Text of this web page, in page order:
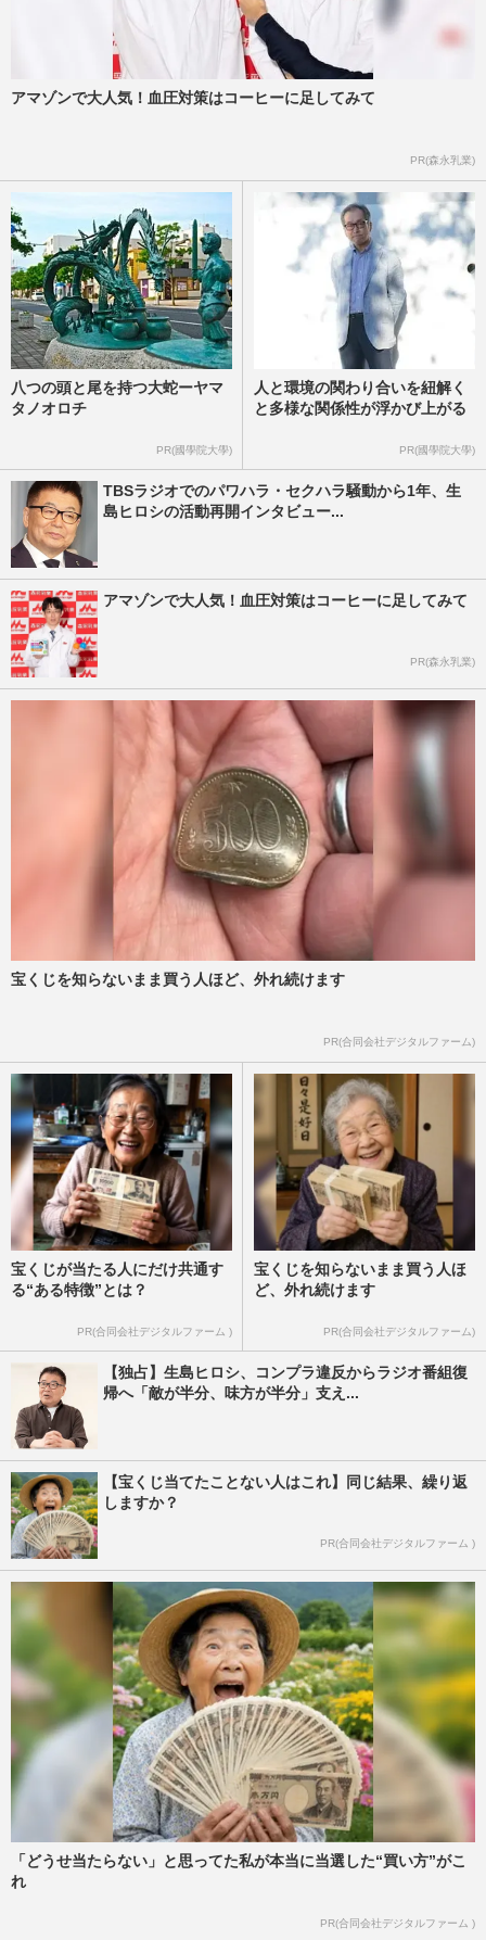
アマゾンで大人気！血圧対策はコーヒーに足してみて
PR(森永乳業)
八つの頭と尾を持つ大蛇ーヤマ
タノオロチ
PR(國學院大學)
人と環境の関わり合いを紐解く
と多様な関係性が浮かび上がる
PR(國學院大學)
TBSラジオでのパワハラ・セクハラ騒動から1年、生
島ヒロシの活動再開インタビュー...
アマゾンで大人気！血圧対策はコーヒーに足してみて
PR(森永乳業)
宝くじを知らないまま買う人ほど、外れ続けます
PR(合同会社デジタルファーム)
宝くじが当たる人にだけ共通す
る“ある特徴”とは？
PR(合同会社デジタルファーム )
宝くじを知らないまま買う人ほ
ど、外れ続けます
PR(合同会社デジタルファーム)
【独占】生島ヒロシ、コンプラ違反からラジオ番組復
帰へ「敵が半分、味方が半分」支え...
【宝くじ当てたことない人はこれ】同じ結果、繰り返
しますか？
PR(合同会社デジタルファーム )
「どうせ当たらない」と思ってた私が本当に当選した“買い方”がこ
れ
PR(合同会社デジタルファーム )